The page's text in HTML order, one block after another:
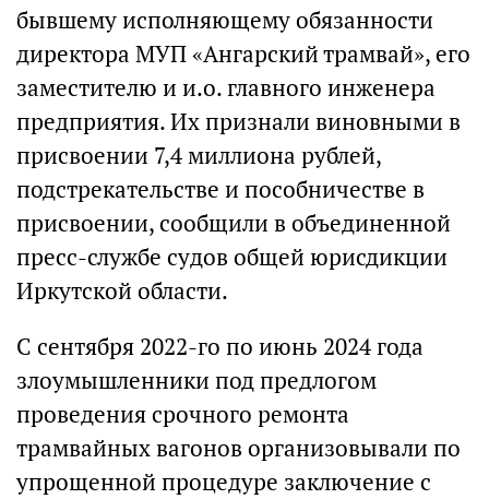
бывшему исполняющему обязанности
директора МУП «Ангарский трамвай», его
заместителю и и.о. главного инженера
предприятия. Их признали виновными в
присвоении 7,4 миллиона рублей,
подстрекательстве и пособничестве в
присвоении, сообщили в объединенной
пресс-службе судов общей юрисдикции
Иркутской области.
С сентября 2022-го по июнь 2024 года
злоумышленники под предлогом
проведения срочного ремонта
трамвайных вагонов организовывали по
упрощенной процедуре заключение с